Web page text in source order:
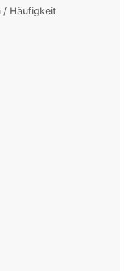
/ Häufigkeit